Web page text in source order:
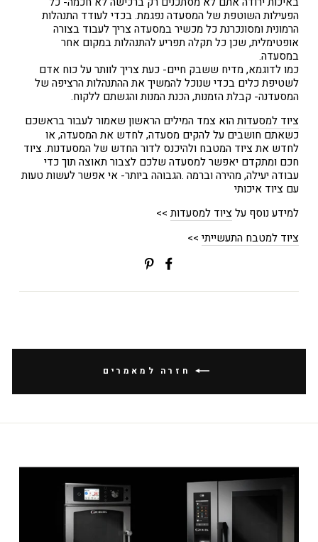
הפעילות השוטפת של המסעדה נפגמת. בכדי לעודד התנהלות
הרמונית ומסונכרנת כל מכשיר במסעדה צריך לעבוד בצורה
אופטימלית, שכן כל תקלה תפריע להתנהלות במקום אחר
במסעדה.
כמו לדוגמא, מדיח ששבק חיים- כעת צריך לוותר על כוח אדם
לשטיפת כלים בכדי שנוכל להמשיך את ההתנהלות הרציפה של
המסעדנה- קבלת הזמנות, הכנת המנות והגשתם ללקוח.
ציוד למסעדותהוא צמד המילים הראשון שאמור לעבור בראשכם
כשאתם חושבים על להקים מסעדה, לחדש את המסעדה, או
לחדש את ציוד המטבח ולהיכנס לדור החדש של המסעדנות. ציוד
חכם ומתקדם יאפשר למסעדה שלכם לצבור תאוצה תוך כדי
עבודה יעילה, מהירה וברמה .הגבוהה ביותר- אי אפשר לעשות טעות
עם ציוד איכותי
למידע נוסף עלציוד למסעדות >>
ציוד למטבח התעשייתי >>
שתפי
חזרה למאמרים